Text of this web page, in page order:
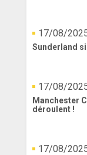
17/08/
Sunderland
17/08/
Manchester
déroulent !
17/08/